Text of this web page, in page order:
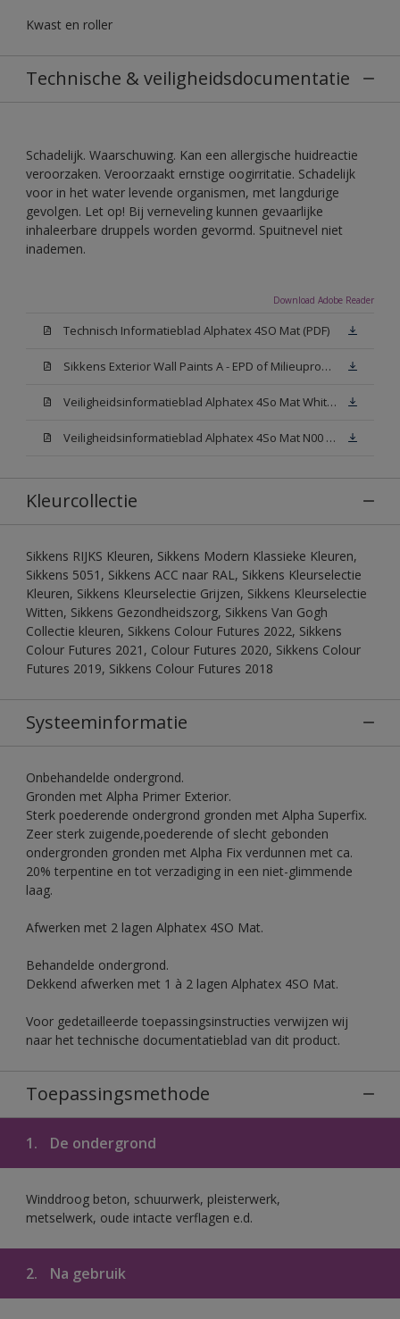
Kwast en roller
Technische & veiligheidsdocumentatie
Schadelijk. Waarschuwing. Kan een allergische huidreactie
veroorzaken. Veroorzaakt ernstige oogirritatie. Schadelijk
voor in het water levende organismen, met langdurige
gevolgen. Let op! Bij verneveling kunnen gevaarlijke
inhaleerbare druppels worden gevormd. Spuitnevel niet
inademen.
Download Adobe Reader
Technisch Informatieblad Alphatex 4SO Mat (PDF)
Sikkens Exterior Wall Paints A - EPD of Milieuproductverklaring
Veiligheidsinformatieblad Alphatex 4So Mat White W05 (MSDS)
Veiligheidsinformatieblad Alphatex 4So Mat N00 (MSDS)
Kleurcollectie
Sikkens RIJKS Kleuren, Sikkens Modern Klassieke Kleuren,
Sikkens 5051, Sikkens ACC naar RAL, Sikkens Kleurselectie
Kleuren, Sikkens Kleurselectie Grijzen, Sikkens Kleurselectie
Witten, Sikkens Gezondheidszorg, Sikkens Van Gogh
Collectie kleuren, Sikkens Colour Futures 2022, Sikkens
Colour Futures 2021, Colour Futures 2020, Sikkens Colour
Futures 2019, Sikkens Colour Futures 2018
Systeeminformatie
Onbehandelde ondergrond.
Gronden met Alpha Primer Exterior.
Sterk poederende ondergrond gronden met Alpha Superfix.
Zeer sterk zuigende,poederende of slecht gebonden
ondergronden gronden met Alpha Fix verdunnen met ca.
20% terpentine en tot verzadiging in een niet-glimmende
laag.
Afwerken met 2 lagen Alphatex 4SO Mat.
Behandelde ondergrond.
Dekkend afwerken met 1 à 2 lagen Alphatex 4SO Mat.
Voor gedetailleerde toepassingsinstructies verwijzen wij
naar het technische documentatieblad van dit product.
Toepassingsmethode
1. De ondergrond
Winddroog beton, schuurwerk, pleisterwerk,
metselwerk, oude intacte verflagen e.d.
2. Na gebruik